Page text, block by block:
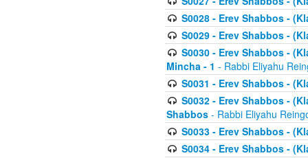
S0028 - Erev Shabbos -
S0029 - Erev Shabbos -
S0030 - Erev Shabbos -
Mincha - 1 - Rabbi Eliyahu
S0031 - Erev Shabbos -
S0032 - Erev Shabbos -
Shabbos - Rabbi Eliyahu
S0033 - Erev Shabbos -
S0034 - Erev Shabbos -